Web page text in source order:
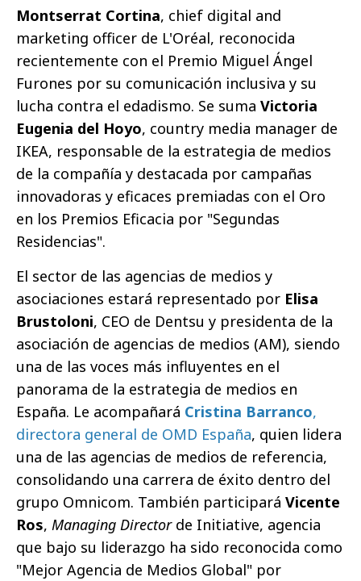
Montserrat Cortina, chief digital and
marketing officer de L'Oréal, reconocida
recientemente con el Premio Miguel Ángel
Furones por su comunicación inclusiva y su
lucha contra el edadismo. Se suma Victoria
Eugenia del Hoyo, country media manager de
IKEA, responsable de la estrategia de medios
de la compañía y destacada por campañas
innovadoras y eficaces premiadas con el Oro
en los Premios Eficacia por "Segundas
Residencias".
El sector de las agencias de medios y
asociaciones estará representado por Elisa
Brustoloni, CEO de Dentsu y presidenta de la
asociación de agencias de medios (AM), siendo
una de las voces más influyentes en el
panorama de la estrategia de medios en
España. Le acompañará Cristina Barranco,
directora general de OMD España, quien lidera
una de las agencias de medios de referencia,
consolidando una carrera de éxito dentro del
grupo Omnicom. También participará Vicente
Ros, Managing Directorde Initiative, agencia
que bajo su liderazgo ha sido reconocida como
"Mejor Agencia de Medios Global" por